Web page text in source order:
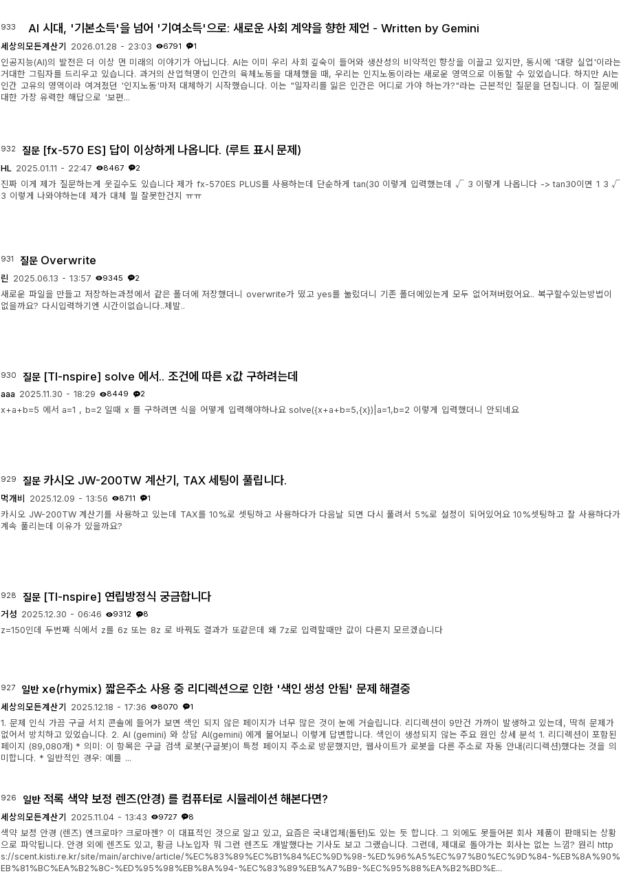
933 AI 시대, '기본소득'을 넘어 '기여소득'으로: 새로운 사회 계약을 향한 제언 - Written by Gemini
세상의모든계산기 2026.01.28 - 23:03 6791 1
인공지능(AI)의 발전은 더 이상 먼 미래의 이야기가 아닙니다. AI는 이미 우리 사회 깊숙이 들어와 생산성의 비약적인 향상을 이끌고 있지만, 동시에 '대량 실업'이라는
거대한 그림자를 드리우고 있습니다. 과거의 산업혁명이 인간의 육체노동을 대체했을 때, 우리는 인지노동이라는 새로운 영역으로 이동할 수 있었습니다. 하지만 AI는
인간 고유의 영역이라 여겨졌던 '인지노동'마저 대체하기 시작했습니다. 이는 "일자리를 잃은 인간은 어디로 가야 하는가?"라는 근본적인 질문을 던집니다. 이 질문에
대한 가장 유력한 해답으로 '보편...
932 질문 [fx-570 ES] 답이 이상하게 나옵니다. (루트 표시 문제)
HL 2025.01.11 - 22:47 8467 2
진짜 이게 제가 질문하는게 웃길수도 있습니다 제가 fx-570ES PLUS를 사용하는데 단순하게 tan(30 이렇게 입력했는데 √ 3 이렇게 나옵니다 -> tan30이면 1 3 √
3 이렇게 나와야하는데 제가 대체 뭘 잘못한건지 ㅠㅠ
931 질문 Overwrite
린 2025.06.13 - 13:57 9345 2
새로운 파일을 만들고 저장하는과정에서 같은 폴더에 저장했더니 overwrite가 떴고 yes를 눌렀더니 기존 폴더에있는게 모두 없어져버렸어요.. 복구할수있는방법이
없을까요? 다시입력하기엔 시간이없습니다..제발..
930 질문 [TI-nspire] solve 에서.. 조건에 따른 x값 구하려는데
aaa 2025.11.30 - 18:29 8449 2
x+a+b=5 에서 a=1 , b=2 일때 x 를 구하려면 식을 어떻게 입력해야하나요 solve({x+a+b=5,{x})|a=1,b=2 이렇게 입력했더니 안되네요
929 질문 카시오 JW-200TW 계산기, TAX 세팅이 풀립니다.
먹개비 2025.12.09 - 13:56 8711 1
카시오 JW-200TW 계산기를 사용하고 있는데 TAX를 10%로 셋팅하고 사용하다가 다음날 되면 다시 풀려서 5%로 설정이 되어있어요 10%셋팅하고 잘 사용하다가
계속 풀리는데 이유가 있을까요?
928 질문 [TI-nspire] 연립방정식 궁금합니다
거성 2025.12.30 - 06:46 9312 8
z=150인데 두번째 식에서 z를 6z 또는 8z 로 바꿔도 결과가 또같은데 왜 7z로 입력할때만 값이 다른지 모르겠습니다
927 일반xe(rhymix) 짧은주소 사용 중 리디렉션으로 인한 '색인 생성 안됨' 문제 해결중
세상의모든계산기 2025.12.18 - 17:36 8070 1
1. 문제 인식 가끔 구글 서치 콘솔에 들어가 보면 색인 되지 않은 페이지가 너무 많은 것이 눈에 거슬립니다. 리디렉션이 9만건 가까이 발생하고 있는데, 딱히 문제가
없어서 방치하고 있었습니다. 2. AI (gemini) 와 상담 AI(gemini) 에게 물어보니 이렇게 답변합니다. 색인이 생성되지 않는 주요 원인 상세 분석 1. 리디렉션이 포함된
페이지 (89,080개) * 의미: 이 항목은 구글 검색 로봇(구글봇)이 특정 페이지 주소로 방문했지만, 웹사이트가 로봇을 다른 주소로 자동 안내(리디렉션)했다는 것을 의
미합니다. * 일반적인 경우: 예를 ...
926 일반 적록 색약 보정 렌즈(안경) 를 컴퓨터로 시뮬레이션 해본다면?
세상의모든계산기 2025.11.04 - 13:43 9727 8
색약 보정 안경 (렌즈) 엔크로마? 크로마젠? 이 대표적인 것으로 알고 있고, 요즘은 국내업체(돌턴)도 있는 듯 합니다. 그 외에도 못들어본 회사 제품이 판매되는 상황
으로 파악됩니다. 안경 외에 렌즈도 있고, 황금 나노입자 뭐 그런 렌즈도 개발했다는 기사도 보고 그랬습니다. 그런데, 제대로 돌아가는 회사는 없는 느낌? 원리 http
s://scent.kisti.re.kr/site/main/archive/article/%EC%83%89%EC%B1%84%EC%9D%98-%ED%96%A5%EC%97%B0%EC%9D%84-%EB%8A%90%
EB%81%BC%EA%B2%8C-%ED%95%98%EB%8A%94-%EC%83%89%EB%A7%B9-%EC%95%88%EA%B2%BD%E...